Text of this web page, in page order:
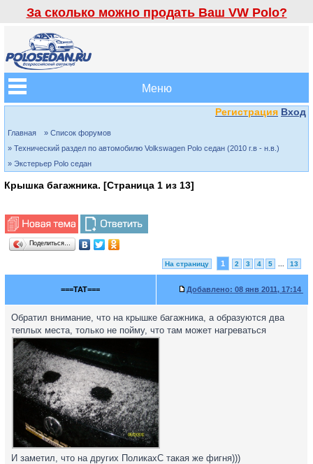
За сколько можно продать Ваш VW Polo?
Меню
Регистрация Вход
Главная
» Список форумов
» Технический раздел по автомобилю Volkswagen Polo седан (2010 г.в - н.в.)
» Экстерьер Polo седан
Крышка багажника. [Страница 1 из 13]
Поделиться…
На страницу 1 2 3 4 5 13
===TAT=== Добавлено: 08 янв 2011, 17:14
Обратил внимание, что на крышке багажника, а образуются два
теплых места, только не пойму, что там может нагреваться
И заметил, что на других ПоликахС такая же фигня)))